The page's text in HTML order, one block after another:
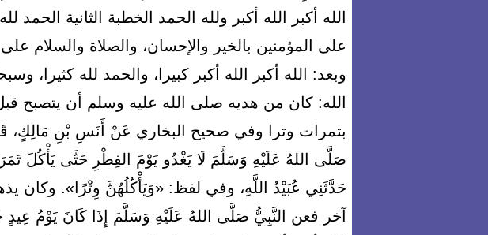
الله أكبر الله أكبر ولله الحمد الخطبة الثانية الحمد
على المؤمنين بالخير والإحسان، والصلاة والسلام
وبعد: الله أكبر الله أكبر كبيرا، والحمد لله كثيرا،
الله: كان من هديه صلى الله عليه وسلم أن يتصبح
بتمرات وترا وفي صحيح البخاري عَنْ أَنَسِ بْنِ مَالِكٍ،
صَلَّى اللهُ عَلَيْهِ وَسَلَّمَ ‌لَا ‌يَغْدُو ‌يَوْمَ ‌الفِطْرِ حَتَّى يَأْكُلَ
حَدَّثَنِي عُبَيْدُ اللَّهِ، وفي لفظ: «وَيَأْكُلُهُنَّ وِتْرًا».
آخر فعن النَّبِيُّ صَلَّى اللهُ عَلَيْهِ وَسَلَّمَ إِذَا كَانَ ‌يَوْمُ ‌عِيدٍ